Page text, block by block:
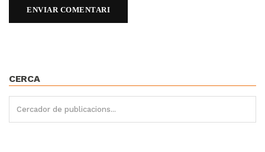
CERCA